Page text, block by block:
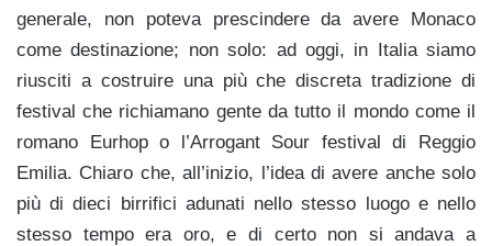
generale, non poteva prescindere da avere Monaco
come destinazione; non solo: ad oggi, in Italia siamo
riusciti a costruire una più che discreta tradizione di
festival che richiamano gente da tutto il mondo come il
romano Eurhop o l’Arrogant Sour festival di Reggio
Emilia. Chiaro che, all’inizio, l’idea di avere anche solo
più di dieci birrifici adunati nello stesso luogo e nello
stesso tempo era oro, e di certo non si andava a